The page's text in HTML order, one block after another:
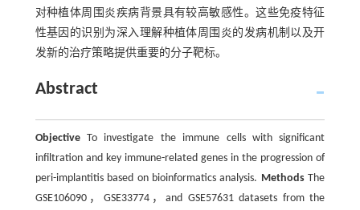
对种植体周围炎疾病背景具有较高敏感性。这些免疫特征
性基因的识别为深入理解种植体周围炎的发病机制以及开
发新的治疗策略提供重要的分子靶标。
Abstract
ObjectiveTo investigate the immune cells with significant
infiltration and key immune-related genes in the progression of
peri-implantitis based on bioinformatics analysis. MethodsThe
GSE106090，GSE33774，and GSE57631 datasets from the